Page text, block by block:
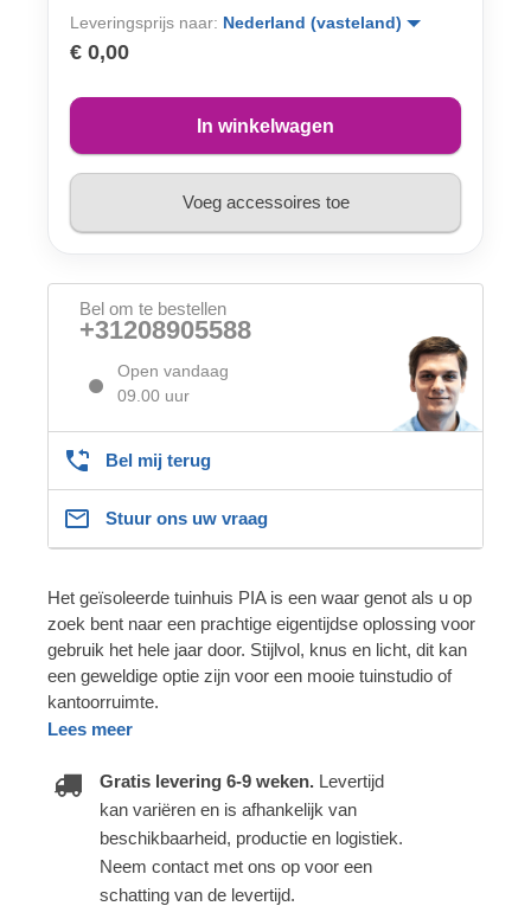
Leveringsprijs naar: Nederland (vasteland)
€ 0,00
In winkelwagen
Voeg accessoires toe
Bel om te bestellen
+31208905588
Open vandaag
09.00 uur
Bel mij terug
Stuur ons uw vraag
Het geïsoleerde tuinhuis PIA is een waar genot als u op
zoek bent naar een prachtige eigentijdse oplossing voor
gebruik het hele jaar door. Stijlvol, knus en licht, dit kan
een geweldige optie zijn voor een mooie tuinstudio of
kantoorruimte.
Lees meer
Gratis levering 6-9 weken. Levertijd
kan variëren en is afhankelijk van
beschikbaarheid, productie en logistiek.
Neem contact met ons op voor een
schatting van de levertijd.